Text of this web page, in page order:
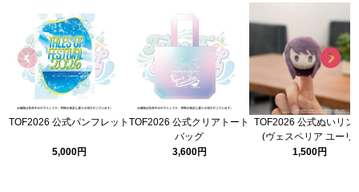
TOF2026 公式パンフレット
5,000円
TOF2026 公式クリアトート
バッグ
3,600円
TOF2026 公式ぬいリン
(ヴェスペリア ユーリ)
1,500円